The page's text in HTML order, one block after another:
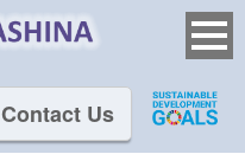
Contact Us